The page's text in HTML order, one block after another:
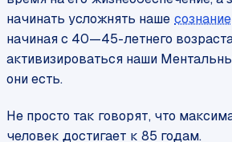
начинать усложнять наше сознание
начиная с 40—45-летнего
активизироваться наши
они есть.
Не просто так говорят, что
человек достигает к 85 годам.